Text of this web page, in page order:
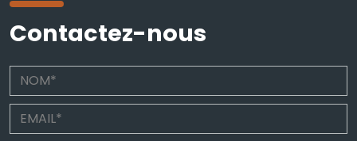
Contactez-nous